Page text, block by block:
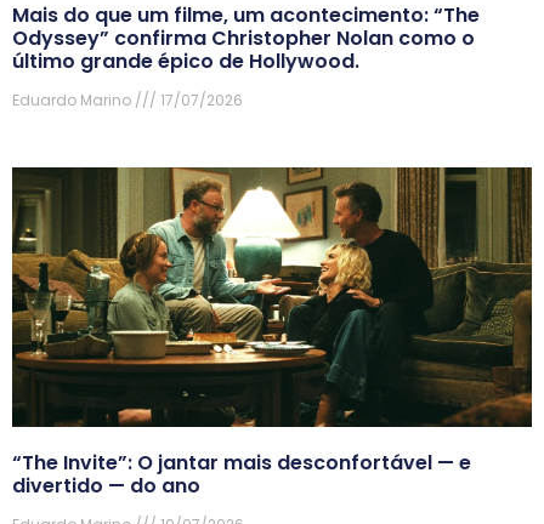
Mais do que um filme, um acontecimento: “The
Odyssey” confirma Christopher Nolan como o
último grande épico de Hollywood.
Eduardo Marino 17/07/2026
“The Invite”: O jantar mais desconfortável — e
divertido — do ano